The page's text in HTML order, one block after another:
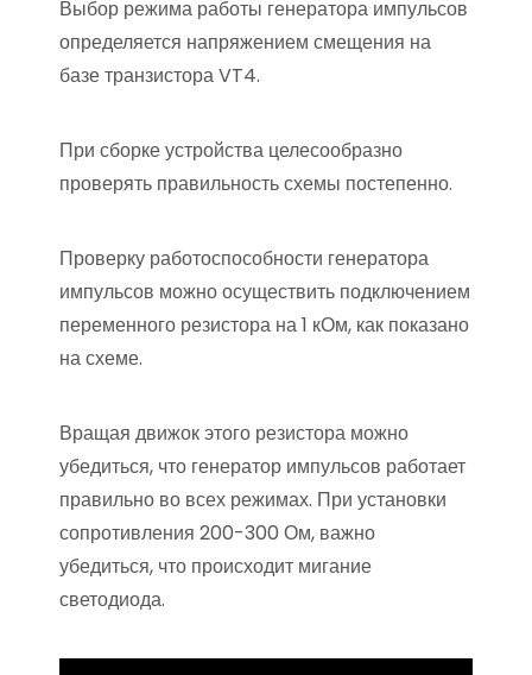
Выбор режима работы генератора импульсов
определяется напряжением смещения на
базе транзистора VT4.
При сборке устройства целесообразно
проверять правильность схемы постепенно.
Проверку работоспособности генератора
импульсов можно осуществить подключением
переменного резистора на 1 кОм, как показано
на схеме.
Вращая движок этого резистора можно
убедиться, что генератор импульсов работает
правильно во всех режимах. При установки
сопротивления 200-300 Ом, важно
убедиться, что происходит мигание
светодиода.